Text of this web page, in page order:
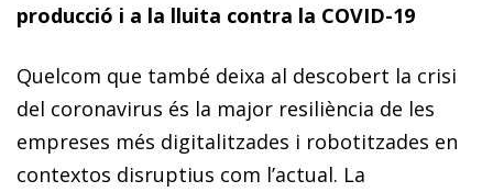
producció i a la lluita contra la COVID-19
Quelcom que també deixa al descobert la crisi
del coronavirus és la major resiliència de les
empreses més digitalitzades i robotitzades en
contextos disruptius com l’actual. La